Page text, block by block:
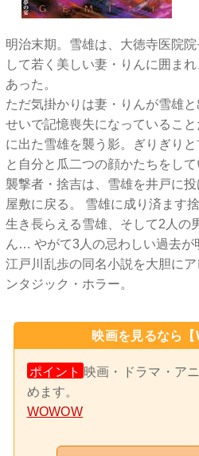
明治末期。雪雄は、大徳寺医院
して若く美しい妻・りんに囲ま
あった。
ただ気掛かりは妻・りんが雪雄
せいで記憶喪失になっているこ
に出た雪雄を襲う影。ぎりぎり
と自分と瓜二つの顔かたちをして
襲撃者・捨吉は、雪雄を井戸に
屋敷に戻る。 雪雄に成り済ます
生き長らえる雪雄、そして2人の
ん… やがて3人の忌わしい過去が
江戸川乱歩の同名小説を大胆に
ンタジック・ホラー。
映画を見るなら【
ポイント 映画・ドラマ・ア
めます。
WOWOW